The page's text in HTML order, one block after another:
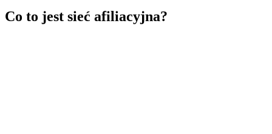
Co to jest sieć afiliacyjna?